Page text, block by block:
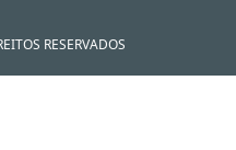
RESERVADOS